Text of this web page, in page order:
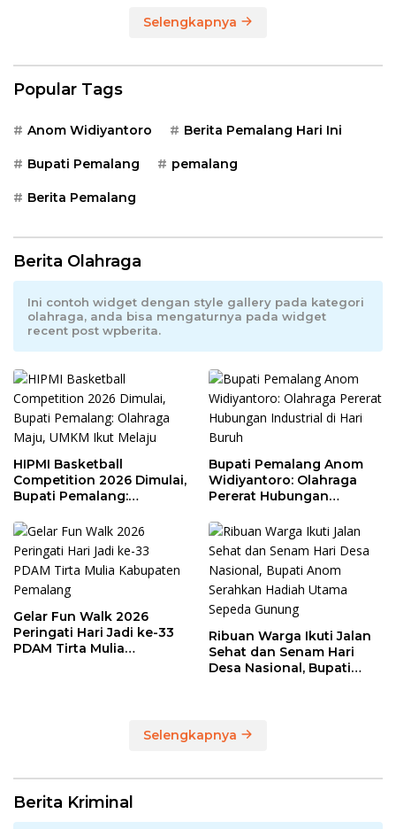
Selengkapnya
Popular Tags
Anom Widiyantoro Berita Pemalang Hari Ini
Bupati Pemalang pemalang
Berita Pemalang
Berita Olahraga
Ini contoh widget dengan style gallery pada kategori
olahraga, anda bisa mengaturnya pada widget
recent post wpberita.
HIPMI Basketball
Competition 2026 Dimulai,
Bupati Pemalang:
Melaju
Bupati Pemalang Anom
Widiyantoro: Olahraga
Pererat Hubungan
Gelar Fun Walk 2026
Peringati Hari Jadi ke-33
PDAM Tirta Mulia
Ribuan Warga Ikuti Jalan
Sehat dan Senam Hari
Desa Nasional, Bupati
Selengkapnya
Berita Kriminal